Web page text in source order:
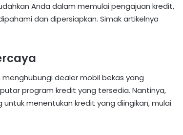
Anda dalam memulai pengajuan kredit,
dan dipersiapkan. Simak artikelnya
dealer mobil bekas yang
program kredit yang tersedia. Nantinya,
menentukan kredit yang diingikan, mulai